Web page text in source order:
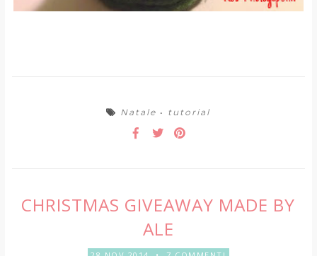
Natale • tutorial
CHRISTMAS GIVEAWAY MADE BY
ALE